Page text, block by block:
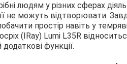
людям у різних сферах
не можуть відтворювати.
простір навіть у
(IRay) Lumi L35R
функції.